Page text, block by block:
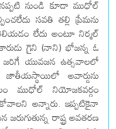
నుండి కూడా ముధోల్
సవతి తల్లి ప్రేమను
లేదు అంటూ నిర్మల్
గైని (నాని) భోజన్న ఓ
జరిగే యువజన ఉత్సవాలలో
అవార్డును
ముధోల్ నియోజకవర్గం
అన్నారు. ఇప్పటికైనా
రాష్ట్ర అవతరణ